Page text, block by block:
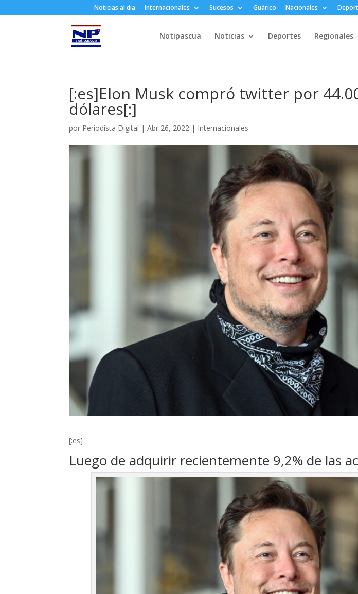
Noticias al dia Internacionales Sucesos Guárico Nacionales
Notipascua Noticias Deportes Regionales
[:es]Elon Musk compró twitter por
dólares[:]
por Periodista Digital |Abr 26, 2022 | Internacionales
[:es]
Luego de adquirir recientemente 9,2% de las